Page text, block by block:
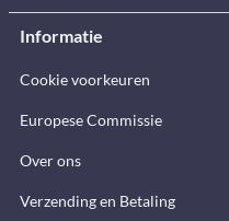
Informatie
Cookie voorkeuren
Europese Commissie
Over ons
Verzending en Betaling